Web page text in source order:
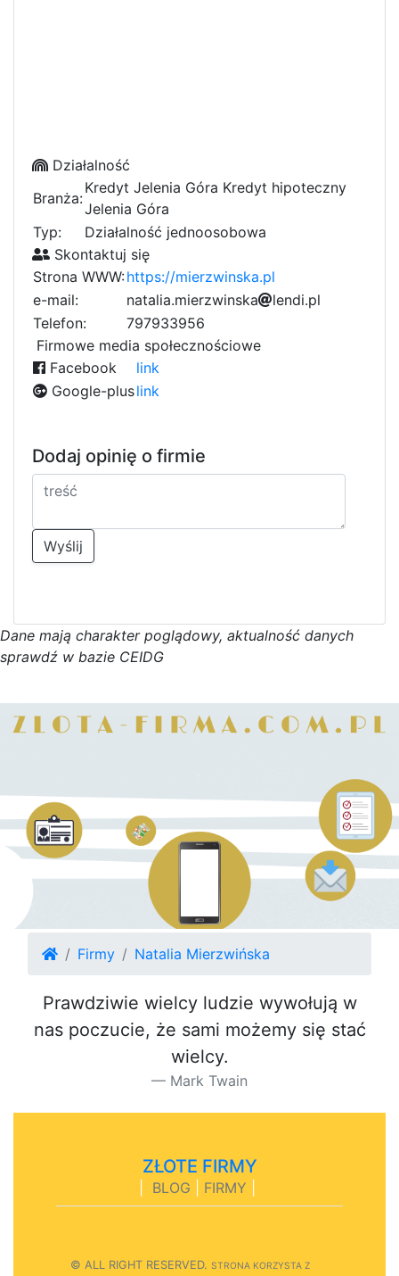
Działalność
Branża:
Kredyt Jelenia Góra Kredyt hipoteczny
Jelenia Góra
Typ:
Działalność jednoosobowa
Skontaktuj się
Strona WWW:https://mierzwinska.pl
e-mail:
na0
1
t4
5
8
alia.mierzwinska lc
endi.pl
Telefon:
797933956
Firmowe media społecznościowe
Facebook
link
Google-pluslink
Dodaj opinię o firmie
Wyślij
Dane mają charakter poglądowy, aktualność danych
sprawdź w bazie CEIDG
Firmy Natalia Mierzwińska
Prawdziwie wielcy ludzie wywołują w
nas poczucie, że sami możemy się stać
wielcy.
Mark Twain
ZŁOTE FIRMY
BLOG FIRMY
© ALL RIGHT RESERVED. STRONA KORZYSTA Z